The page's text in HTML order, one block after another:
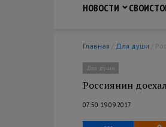
НОВОСТИ
СВО
Главная / Для души /
Для души
Россиянин
07:50 19.09.2017